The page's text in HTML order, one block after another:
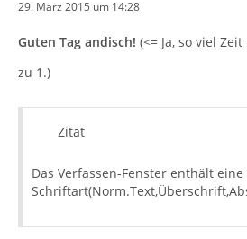
29. März 2015 um 14:28
Guten Tag andisch! (<= Ja, so viel
zu 1.)
Zitat
Das Verfassen-Fenster enthält